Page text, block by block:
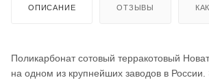
ОПИСАНИЕ ОТЗЫВЫ
Поликарбонат сотовый терракотовый
на одном из крупнейших заводов в России.